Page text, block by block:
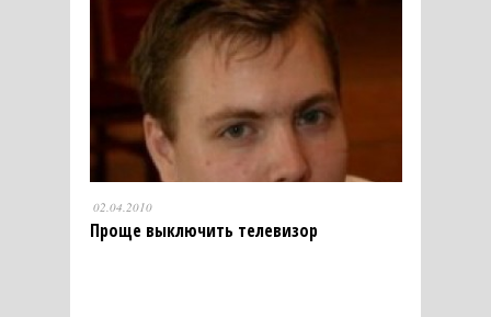
02.04.2010
Проще выключить телевизор